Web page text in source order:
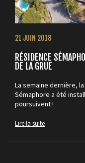
21 JUIN 2018
RÉSIDENCE
DE LA GRUE
La semaine dernière,
Sémaphore a été
poursuivent !
Lire la suite